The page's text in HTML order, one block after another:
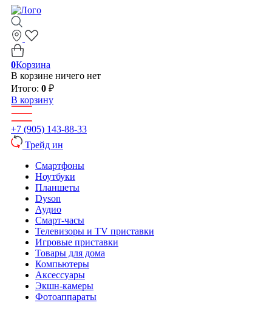
0Корзина
В корзине ничего нет
Итого: 0 ₽
В корзину
+7 (905) 143-88-33
Трейд ин
Смартфоны
Ноутбуки
Планшеты
Dyson
Аудио
Смарт-часы
Телевизоры и TV приставки
Игровые приставки
Товары для дома
Компьютеры
Аксесcуары
Экшн-камеры
Фотоаппараты